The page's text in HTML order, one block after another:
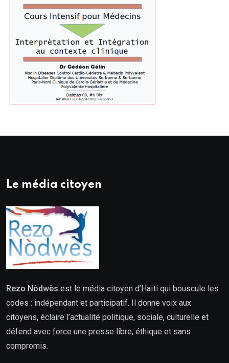
Le média citoyen
Rezo Nòdwès est le média citoyen d’Haïti qui bouscule les
codes : indépendant et participatif. Il donne voix aux
citoyens, éclaire l’actualité politique, sociale, culturelle et
défend avec force une presse libre, éthique et sans
compromis.